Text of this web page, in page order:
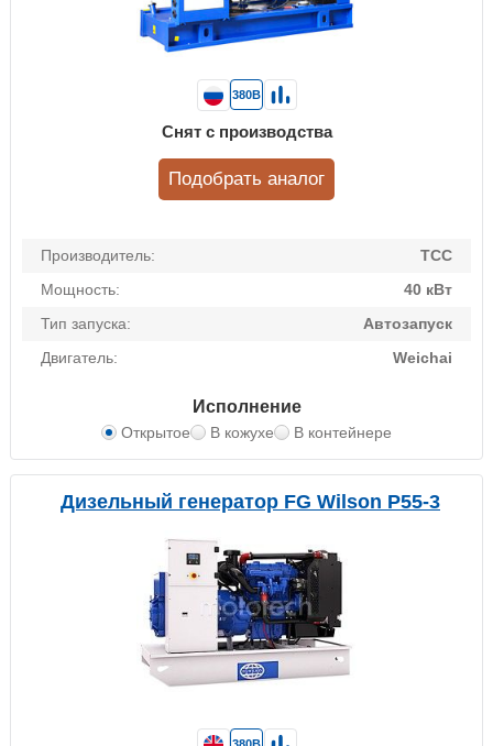
Производитель:
ТСС
Мощность:
40 кВт
Тип запуска:
Автозапуск
Двигатель:
Weichai
Исполнение
Открытое В кожухе В контейнере
380В
Снят с производства
Подобрать аналог
Дизельный генератор FG Wilson P55-3